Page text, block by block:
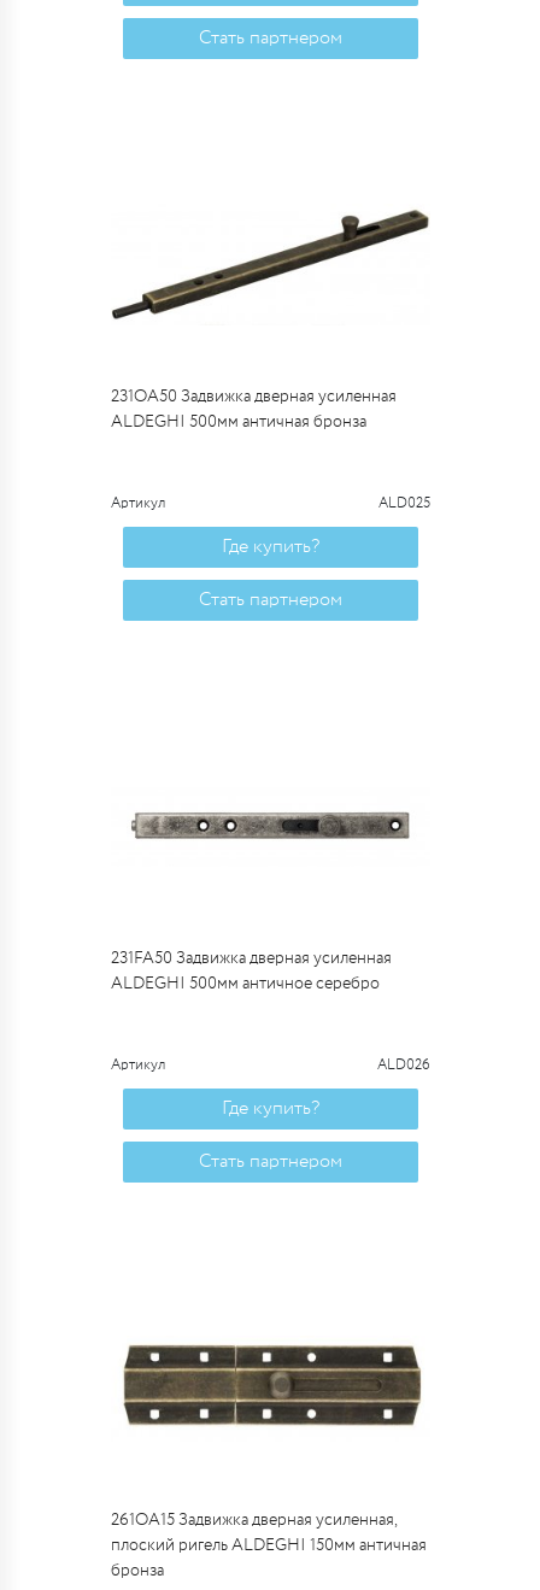
Стать партнером
231OA50 Задвижка дверная усиленная
ALDEGHI 500мм античная бронза
Артикул ALD025
Где купить?
Стать партнером
231FA50 Задвижка дверная усиленная
ALDEGHI 500мм античное серебро
Артикул ALD026
Где купить?
Стать партнером
261OA15 Задвижка дверная усиленная,
плоский ригель ALDEGHI 150мм античная
бронза